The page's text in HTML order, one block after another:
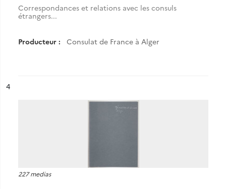
Correspondances et relations avec les consuls
étrangers...
Producteur : Consulat de France à Alger
n°
4
227 medias